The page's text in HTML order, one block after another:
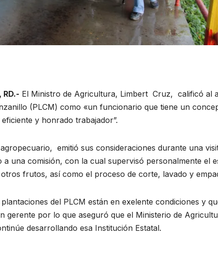
El Ministro de Agricultura, Limbert Cruz, calificó al
(PLCM) como «un funcionario que tiene un
y honrado trabajador”.
emitió sus consideraciones durante una
a una comisión, con la cual supervisó personalmente el
frutos, así como el proceso de corte, lavado y
del PLCM están en exelente condiciones y
gerente por lo que aseguró que el Ministerio de
desarrollando esa Institución Estatal.